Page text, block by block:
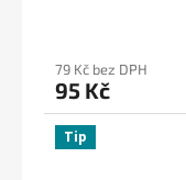
79 Kč bez DPH
95 Kč
Tip